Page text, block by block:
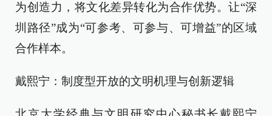
为创造力，将文化差异转化为合作优势。让“深
圳路径”成为“可参考、可参与、可增益”的区域
合作样本。
戴熙宁：制度型开放的文明机理与创新逻辑